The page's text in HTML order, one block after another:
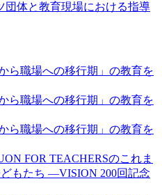
団体と教育現場における指導
から職場への移行期」の教育を
から職場への移行期」の教育を
から職場への移行期」の教育を
FOR TEACHERSのこれま
もたち ―VISION 200回記念